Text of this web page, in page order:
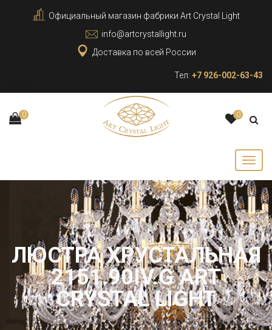
Официальный магазин фабрики Art Crystal Light
info@artcrystallight.ru
Доставка по всей России
Тел: +7 926-002-63-43
0 0
ЛЮСТРА ХРУСТАЛЬНАЯ
2151.90IV.G ART
CRYSTAL LIGHT